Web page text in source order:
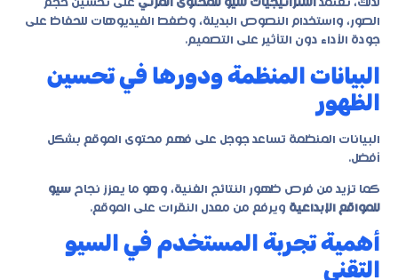
لذلك، تعتمد استراتيجيات سيو للمحتوى المرئي على تحسين حجم
الصور، واستخدام النصوص البديلة، وضغط الفيديوهات للحفاظ على
جودة الأداء دون التأثير على التصميم.
البيانات المنظمة ودورها في تحسين
الظهور
البيانات المنظمة تساعد جوجل على فهم محتوى الموقع بشكل
أفضل.
كما تزيد من فرص ظهور النتائج الغنية، وهو ما يعزز نجاح سيو
للمواقع الإبداعية ويرفع من معدل النقرات على الموقع.
أهمية تجربة المستخدم في السيو
التقني